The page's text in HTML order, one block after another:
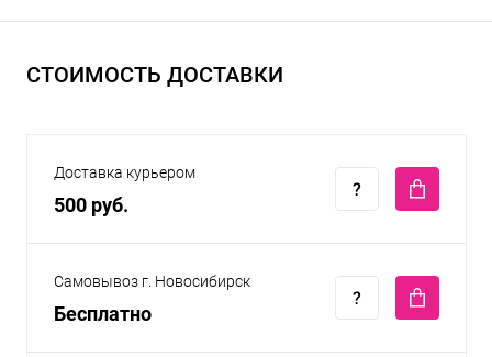
СТОИМОСТЬ ДОСТАВКИ
Доставка курьером
500 руб.
Самовывоз г. Новосибирск
Бесплатно